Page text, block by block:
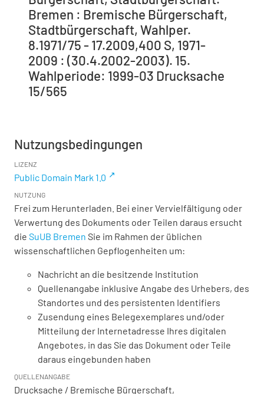
Bremen : Bremische Bürgerschaft,
Stadtbürgerschaft, Wahlper.
8.1971/75 - 17.2009,400 S, 1971-
2009 : (30.4.2002-2003). 15.
Wahlperiode: 1999-03 Drucksache
15/565
Nutzungsbedingungen
LIZENZ
Public Domain Mark 1.0
NUTZUNG
Frei zum Herunterladen. Bei einer Vervielfältigung oder
Verwertung des Dokuments oder Teilen daraus ersucht
die SuUB Bremen Sie im Rahmen der üblichen
wissenschaftlichen Gepflogenheiten um:
Nachricht an die besitzende Institution
Quellenangabe inklusive Angabe des Urhebers, des
Standortes und des persistenten Identifiers
Zusendung eines Belegexemplares und/oder
Mitteilung der Internetadresse Ihres digitalen
Angebotes, in das Sie das Dokument oder Teile
daraus eingebunden haben
QUELLENANGABE
Drucksache / Bremische Bürgerschaft,